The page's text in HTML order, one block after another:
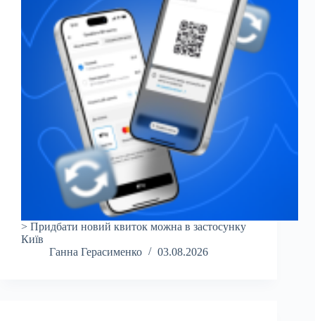
> Придбати новий квиток можна в застосунку
Київ
Ганна Герасименко
03.08.2026